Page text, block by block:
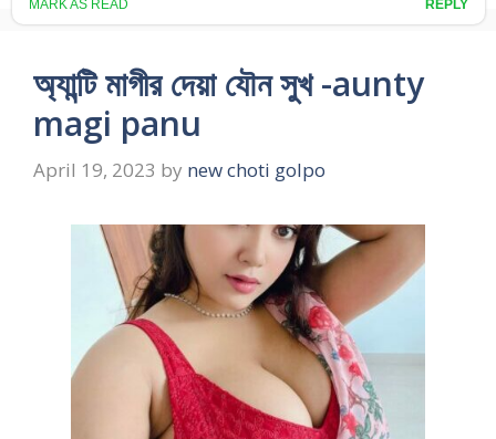
অ্যান্টি মাগীর দেয়া যৌন সুখ -aunty
magi panu
April 19, 2023 by new choti golpo